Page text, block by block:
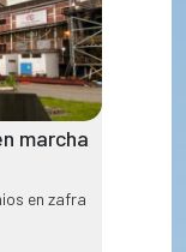
marcha
en zafra